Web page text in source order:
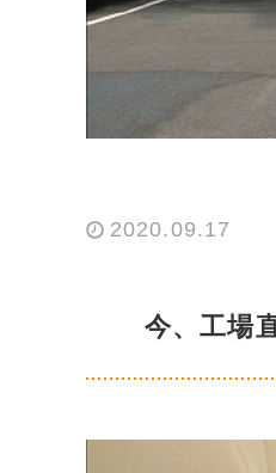
2020.09.17
今、工場